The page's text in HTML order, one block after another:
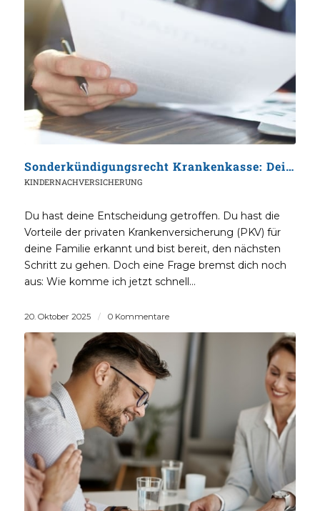
Sonderkündigungsrecht Krankenkasse: Deine Abkürzung in die PKV – so nutzt du sie richtig
KINDERNACHVERSICHERUNG
Du hast deine Entscheidung getroffen. Du hast die
Vorteile der privaten Krankenversicherung (PKV) für
deine Familie erkannt und bist bereit, den nächsten
Schritt zu gehen. Doch eine Frage bremst dich noch
aus: Wie komme ich jetzt schnell…
20. Oktober 2025 / 0 Kommentare